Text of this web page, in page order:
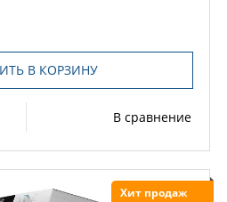
В КОРЗИНУ
В сравнение
Хит продаж